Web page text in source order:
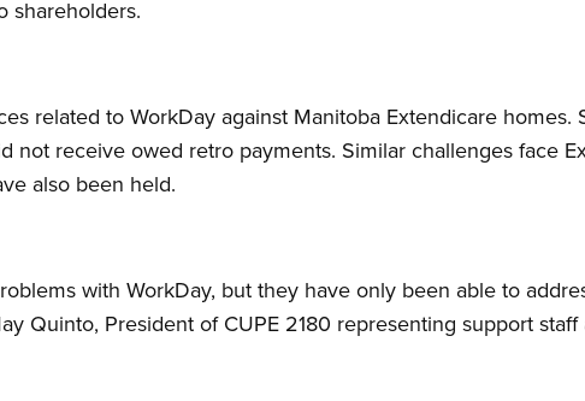
shareholders.
related to WorkDay against Manitoba Extendicare homes.
not receive owed retro payments. Similar challenges face
also been held.
with WorkDay, but they have only been able to
Quinto, President of CUPE 2180 representing support staff